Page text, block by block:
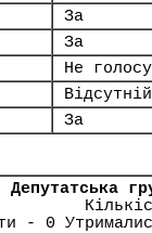
За
За
Не
Відсутній
За
Депутатська
- 0